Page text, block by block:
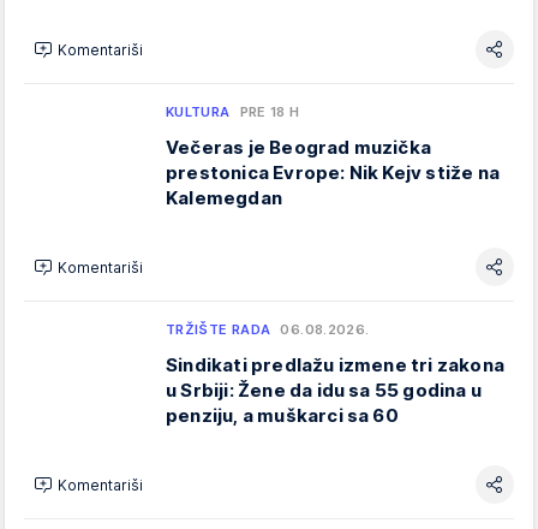
Komentariši
KULTURA PRE 18 H
Večeras je Beograd muzička
prestonica Evrope: Nik Kejv stiže na
Kalemegdan
Komentariši
TRŽIŠTE RADA 06.08.2026.
Sindikati predlažu izmene tri zakona
u Srbiji: Žene da idu sa 55 godina u
penziju, a muškarci sa 60
Komentariši